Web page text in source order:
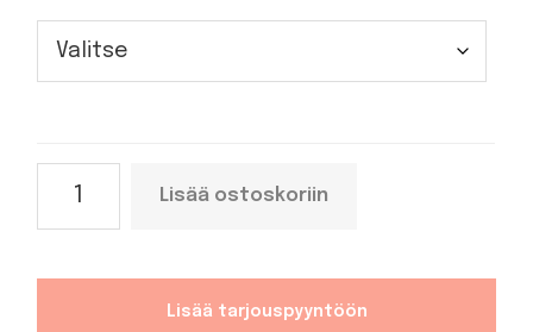
28x138mm
Lisää ostoskoriin
Lisää tarjouspyyntöön